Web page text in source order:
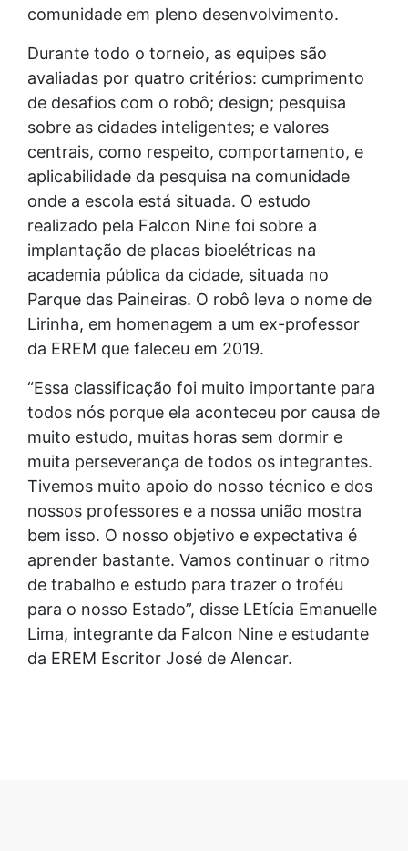
comunidade em pleno desenvolvimento.
Durante todo o torneio, as equipes são
avaliadas por quatro critérios: cumprimento
de desafios com o robô; design; pesquisa
sobre as cidades inteligentes; e valores
centrais, como respeito, comportamento, e
aplicabilidade da pesquisa na comunidade
onde a escola está situada. O estudo
realizado pela Falcon Nine foi sobre a
implantação de placas bioelétricas na
academia pública da cidade, situada no
Parque das Paineiras. O robô leva o nome de
Lirinha, em homenagem a um ex-professor
da EREM que faleceu em 2019.
“Essa classificação foi muito importante para
todos nós porque ela aconteceu por causa de
muito estudo, muitas horas sem dormir e
muita perseverança de todos os integrantes.
Tivemos muito apoio do nosso técnico e dos
nossos professores e a nossa união mostra
bem isso. O nosso objetivo e expectativa é
aprender bastante. Vamos continuar o ritmo
de trabalho e estudo para trazer o troféu
para o nosso Estado”, disse LEtícia Emanuelle
Lima, integrante da Falcon Nine e estudante
da EREM Escritor José de Alencar.